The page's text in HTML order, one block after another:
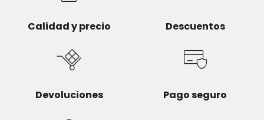
Calidad y precio Descuentos
Devoluciones Pago seguro